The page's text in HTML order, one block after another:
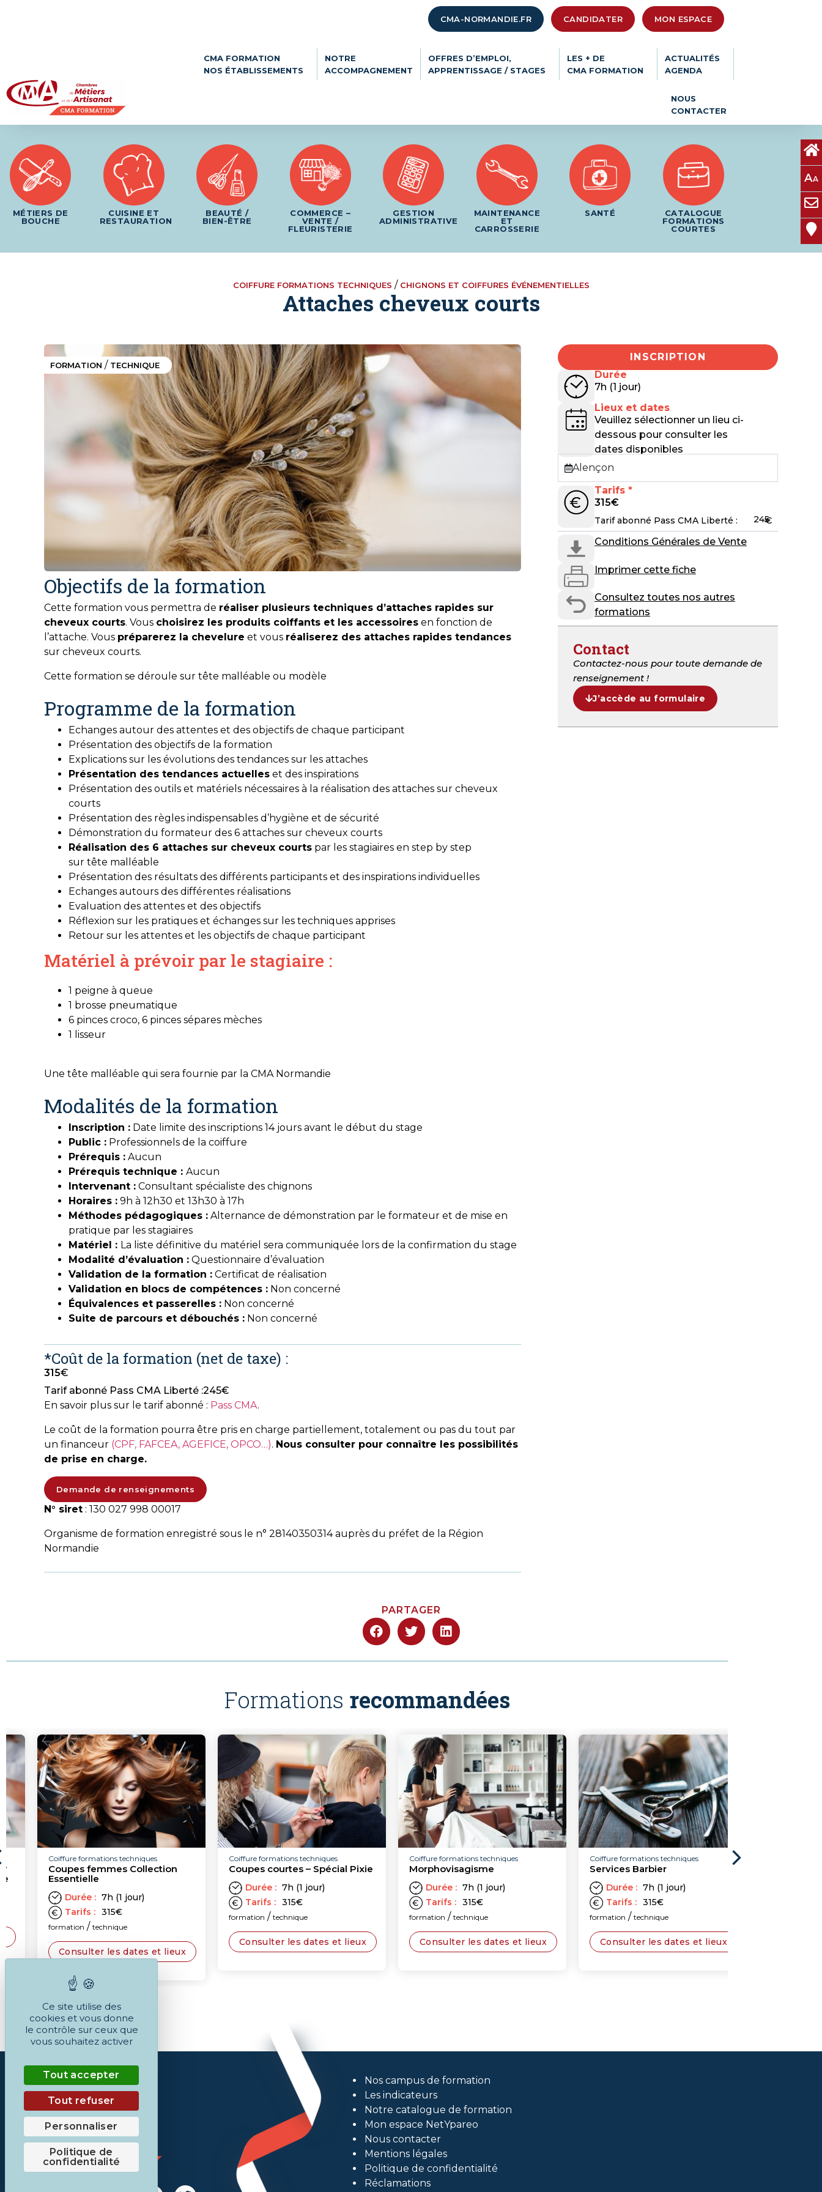
CMA-NORMANDIE.FR CANDIDATER MON ESPACE
CMA FORMATION
NOS ÉTABLISSEMENTS
NOTRE
ACCOMPAGNEMENT
OFFRES D’EMPLOI,
APPRENTISSAGE / STAGES
LES + DE
CMA FORMATION
ACTUALITÉS
AGENDA
NOUS
CONTACTER
MÉTIERS DE
BOUCHE
CUISINE ET
RESTAURATION
BEAUTÉ /
BIEN-ÊTRE
COMMERCE –
VENTE /
FLEURISTERIE
GESTION
ADMINISTRATIVE
MAINTENANCE
ET
CARROSSERIE
SANTÉ
CATALOGUE
FORMATIONS
COURTES
AA
COIFFURE FORMATIONS TECHNIQUES / CHIGNONS ET COIFFURES ÉVÉNEMENTIELLES
Attaches cheveux courts
FORMATION / TECHNIQUE
Objectifs de la formation
Cette formation vous permettra de réaliser plusieurs techniques d’attaches rapides sur
cheveux courts. Vous choisirez les produits coiffants et les accessoires en fonction de
l’attache. Vous préparerez la chevelure et vous réaliserez des attaches rapides tendances
sur cheveux courts.
Cette formation se déroule sur tête malléable ou modèle
Programme de la formation
Echanges autour des attentes et des objectifs de chaque participant
Présentation des objectifs de la formation
Explications sur les évolutions des tendances sur les attaches
Présentation des tendances actuelles et des inspirations
Présentation des outils et matériels nécessaires à la réalisation des attaches sur cheveux
courts
Présentation des règles indispensables d’hygiène et de sécurité
Démonstration du formateur des 6 attaches sur cheveux courts
Réalisation des 6 attaches sur cheveux courts par les stagiaires en step by step
sur tête malléable
Présentation des résultats des différents participants et des inspirations individuelles
Echanges autours des différentes réalisations
Evaluation des attentes et des objectifs
Réflexion sur les pratiques et échanges sur les techniques apprises
Retour sur les attentes et les objectifs de chaque participant
Matériel à prévoir par le stagiaire :
1 peigne à queue
1 brosse pneumatique
6 pinces croco, 6 pinces sépares mèches
1 lisseur
Une tête malléable qui sera fournie par la CMA Normandie
Modalités de la formation
Inscription : Date limite des inscriptions 14 jours avant le début du stage
Public : Professionnels de la coiffure
Prérequis : Aucun
Prérequis technique : Aucun
Intervenant : Consultant spécialiste des chignons
Horaires : 9h à 12h30 et 13h30 à 17h
Méthodes pédagogiques : Alternance de démonstration par le formateur et de mise en
pratique par les stagiaires
Matériel : La liste définitive du matériel sera communiquée lors de la confirmation du stage
Modalité d’évaluation : Questionnaire d’évaluation
Validation de la formation : Certificat de réalisation
Validation en blocs de compétences : Non concerné
Équivalences et passerelles : Non concerné
Suite de parcours et débouchés : Non concerné
*Coût de la formation (net de taxe) :
315€
Tarif abonné Pass CMA Liberté :245€
En savoir plus sur le tarif abonné : Pass CMA.
Le coût de la formation pourra être pris en charge partiellement, totalement ou pas du tout par
un financeur (CPF, FAFCEA, AGEFICE, OPCO…). Nous consulter pour connaître les possibilités
de prise en charge.
Demande de renseignements
N° siret : 130 027 998 00017
Organisme de formation enregistré sous le n° 28140350314 auprès du préfet de la Région
Normandie
INSCRIPTION
Durée
7h (1 jour)
Lieux et dates
Veuillez sélectionner un lieu ci-
dessous pour consulter les
dates disponibles
Alençon
Tarifs *
315€
Tarif abonné Pass CMA Liberté : 245€
Conditions Générales de Vente
Imprimer cette fiche
Consultez toutes nos autres
formations
Contact
Contactez-nous pour toute demande de
renseignement !
J’accède au formulaire
PARTAGER
Formations recommandées
Coiffure formations techniques
Coupes femmes Collection
Essentielle
Durée :
7h (1 jour)
Tarifs :
315 €
formation/technique
Consulter les dates et lieux
Coiffure formations techniques
Coupes courtes – Spécial Pixie
Durée :
7h (1 jour)
Tarifs :
315 €
formation/technique
Consulter les dates et lieux
Coiffure formations techniques
Morphovisagisme
Durée :
7h (1 jour)
Tarifs :
315 €
formation/technique
Consulter les dates et lieux
Coiffure formations techniques
Services Barbier
Durée :
7h (1 jour)
Tarifs :
315 €
formation/technique
Consulter les dates et lieux
Nos campus de formation
Les indicateurs
Notre catalogue de formation
Mon espace NetYpareo
Nous contacter
Mentions légales
Politique de confidentialité
Réclamations
Ce site utilise des
cookies et vous donne
le contrôle sur ceux que
vous souhaitez activer
Tout accepter
Tout refuser
Personnaliser
Politique de
confidentialité